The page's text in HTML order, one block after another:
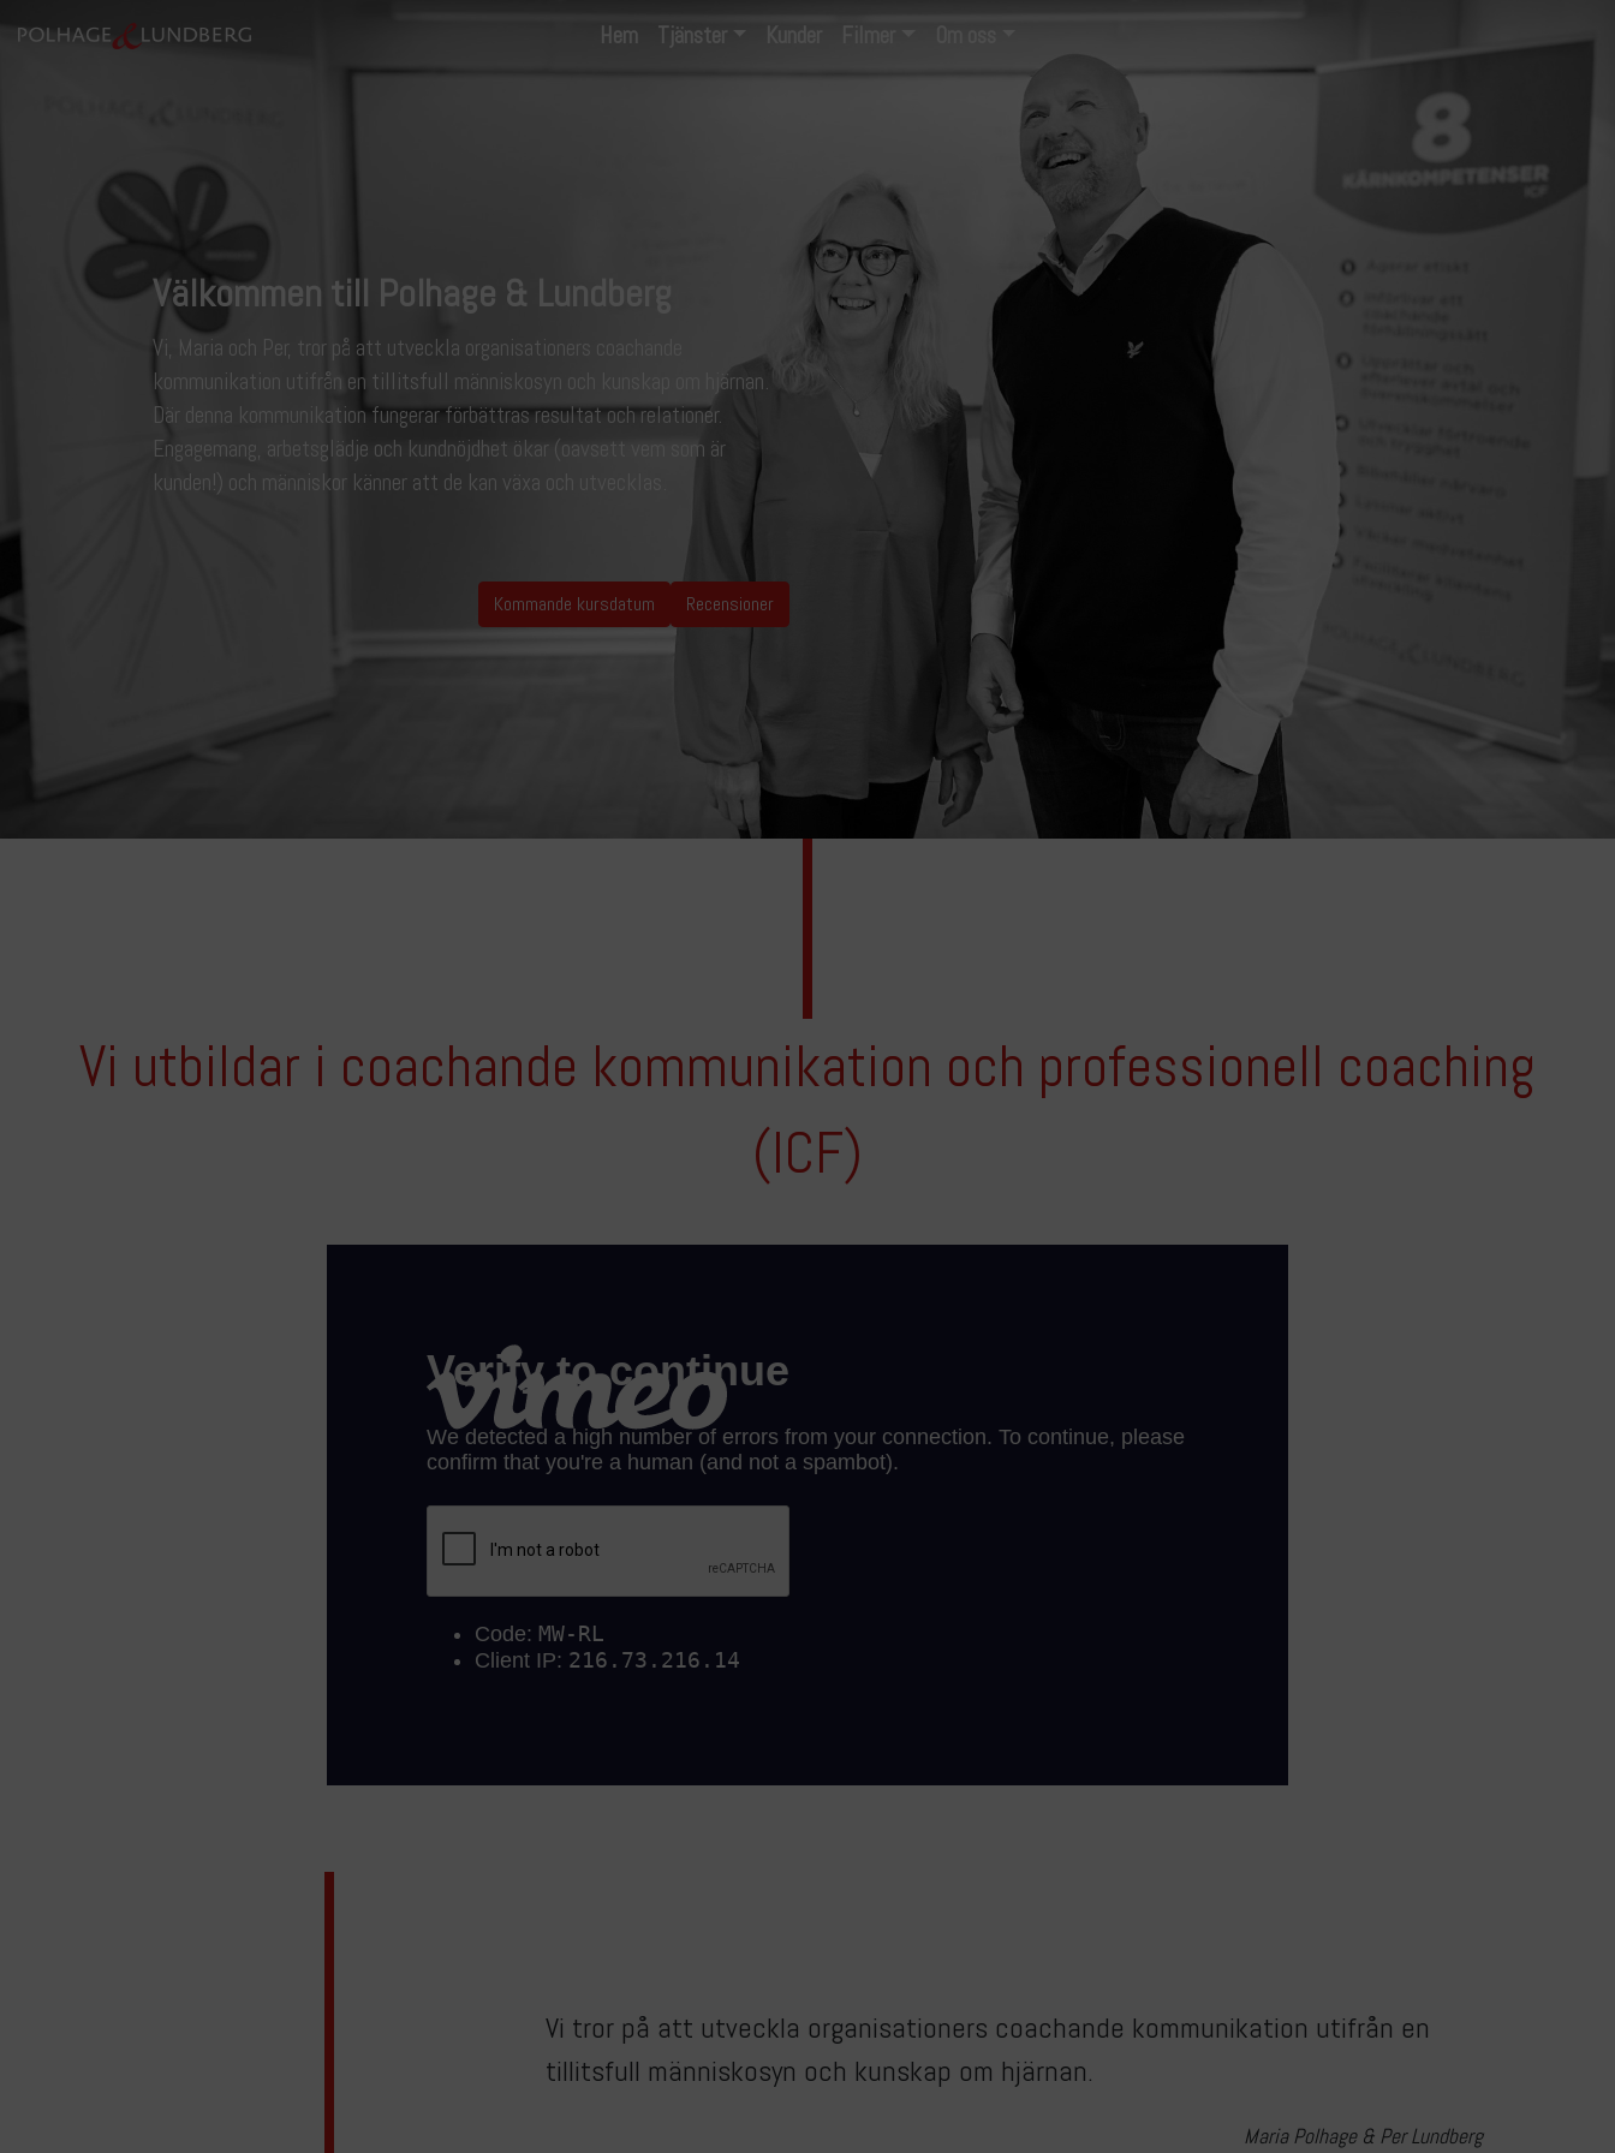
Hem Tjänster Kunder
Välkommen till Polhage & Lundberg
Vi, Maria och Per, tror på att utveckla organisationers coachande
kommunikation utifrån en tillitsfull människosyn och kunskap om hjärnan.
Där denna kommunikation fungerar förbättras resultat och relationer.
Engagemang, arbetsglädje och kundnöjdhet ökar (oavsett vem som är
kunden!) och människor känner att de kan växa och utvecklas.
Kommande kursdatum Recensioner
Vi utbildar i coachande kommunikation och professionell coaching
(ICF)
Vi tror på att utveckla organisationers coachande kommunikation utifrån en
tillitsfull människosyn och kunskap om hjärnan.
Maria Polhage & Per Lundberg